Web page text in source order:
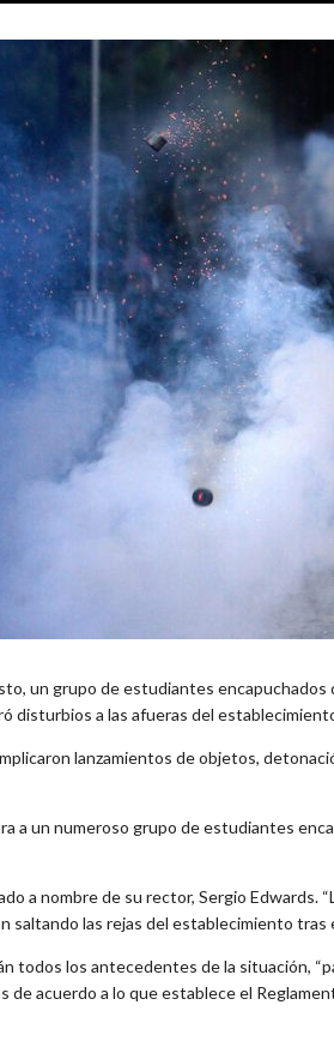
un grupo de estudiantes encapuchados
disturbios a las afueras del
lanzamientos de objetos,
a un numeroso grupo de estudiantes
a nombre de su rector, Sergio Edwards.
las rejas del establecimiento tras
todos los antecedentes de la situación,
de acuerdo a lo que establece el